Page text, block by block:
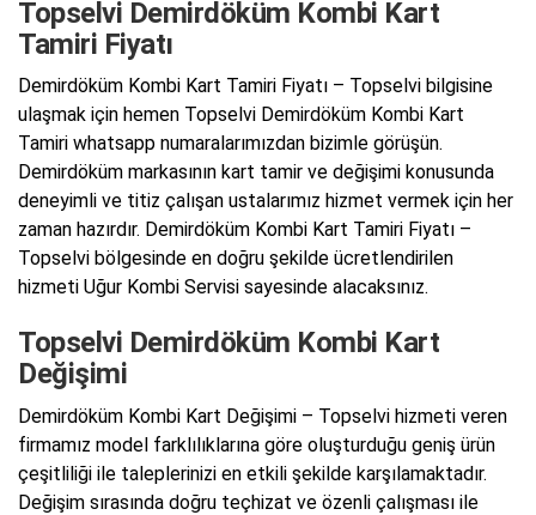
Topselvi Demirdöküm Kombi Kart
Tamiri Fiyatı
Demirdöküm Kombi Kart Tamiri Fiyatı – Topselvi bilgisine
ulaşmak için hemen Topselvi Demirdöküm Kombi Kart
Tamiri whatsapp numaralarımızdan bizimle görüşün.
Demirdöküm markasının kart tamir ve değişimi konusunda
deneyimli ve titiz çalışan ustalarımız hizmet vermek için her
zaman hazırdır. Demirdöküm Kombi Kart Tamiri Fiyatı –
Topselvi bölgesinde en doğru şekilde ücretlendirilen
hizmeti Uğur Kombi Servisi sayesinde alacaksınız.
Topselvi Demirdöküm Kombi Kart
Değişimi
Demirdöküm Kombi Kart Değişimi – Topselvi hizmeti veren
firmamız model farklılıklarına göre oluşturduğu geniş ürün
çeşitliliği ile taleplerinizi en etkili şekilde karşılamaktadır.
Değişim sırasında doğru teçhizat ve özenli çalışması ile